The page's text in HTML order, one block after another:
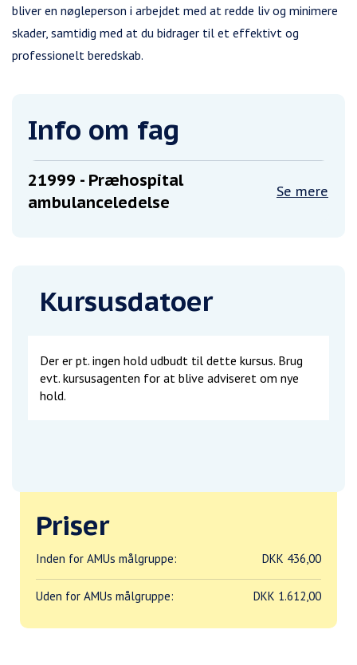
bliver en nøgleperson i arbejdet med at redde liv og minimere
skader, samtidig med at du bidrager til et effektivt og
professionelt beredskab.
Info om fag
21999 - Præhospital
ambulanceledelse
Se mere
Kursusdatoer
Der er pt. ingen hold udbudt til dette kursus. Brug
evt. kursusagenten for at blive adviseret om nye
hold.
Priser
Inden for AMUs målgruppe: DKK 436,00
Uden for AMUs målgruppe: DKK 1.612,00